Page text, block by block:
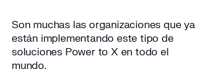
Son muchas las organizaciones que ya
están implementando este tipo de
soluciones Power to X en todo el
mundo.